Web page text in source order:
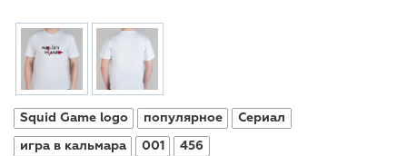
Squid Game logo популярное Сериал
игра в кальмара 001 456